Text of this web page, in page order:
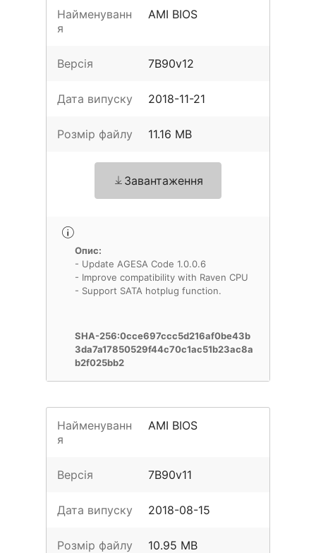
Найменуванн
я
AMI BIOS
Версія 7B90v12
Дата випуску 2018-11-21
Розмір файлу 11.16 MB
Завантаження
Опис:
- Update AGESA Code 1.0.0.6
- Improve compatibility with Raven CPU
- Support SATA hotplug function.
SHA-256:0cce697ccc5d216af0be43b
3da7a17850529f44c70c1ac51b23ac8a
b2f025bb2
Найменуванн
я
AMI BIOS
Версія 7B90v11
Дата випуску 2018-08-15
Розмір файлу 10.95 MB